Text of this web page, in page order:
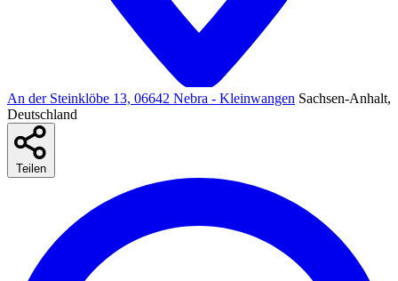
An der Steinklöbe 13, 06642 Nebra - Kleinwangen Sachsen-Anhalt,
Deutschland
Teilen